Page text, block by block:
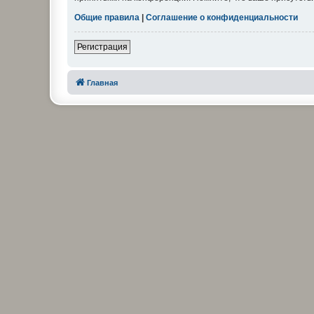
Общие правила | Соглашение о конфиденциальности
Регистрация
Главная